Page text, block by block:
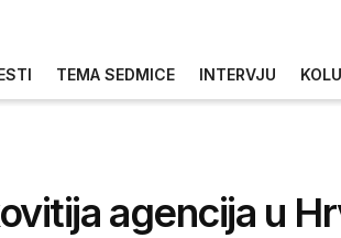
TEMA SEDMICE INTERVJU
agencija u